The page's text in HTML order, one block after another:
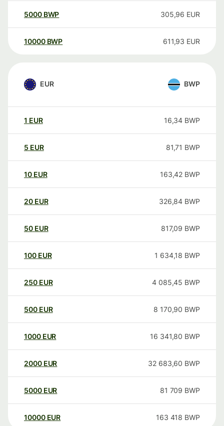
5000 BWP 305,96 EUR
10000 BWP 611,93 EUR
EUR BWP
1 EUR 16,34 BWP
5 EUR 81,71 BWP
10 EUR 163,42 BWP
20 EUR 326,84 BWP
50 EUR 817,09 BWP
100 EUR 1 634,18 BWP
250 EUR 4 085,45 BWP
500 EUR 8 170,90 BWP
1000 EUR 16 341,80 BWP
2000 EUR 32 683,60 BWP
5000 EUR 81 709 BWP
10000 EUR 163 418 BWP